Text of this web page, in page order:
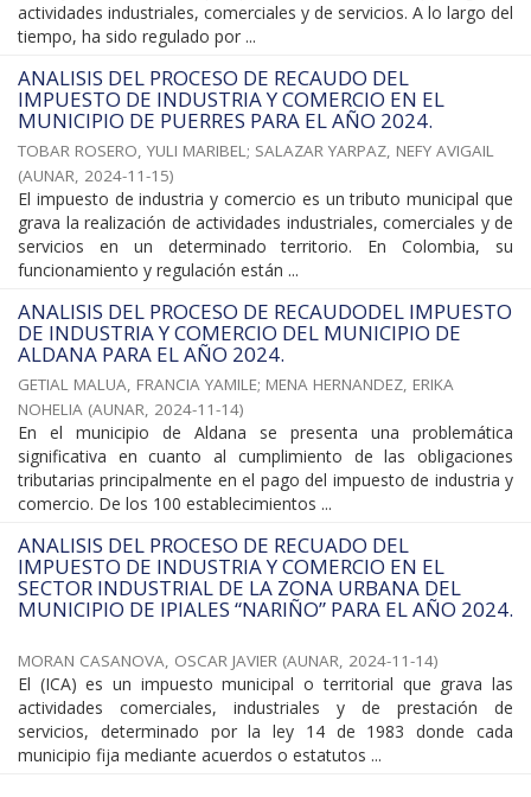
actividades industriales, comerciales y de servicios. A lo largo del
tiempo, ha sido regulado por ...
ANALISIS DEL PROCESO DE RECAUDO DEL
IMPUESTO DE INDUSTRIA Y COMERCIO EN EL
MUNICIPIO DE PUERRES PARA EL AÑO 2024.
TOBAR ROSERO, YULI MARIBEL; SALAZAR YARPAZ, NEFY AVIGAIL
(AUNAR, 2024-11-15)
El impuesto de industria y comercio es un tributo municipal que
grava la realización de actividades industriales, comerciales y de
servicios en un determinado territorio. En Colombia, su
funcionamiento y regulación están ...
ANALISIS DEL PROCESO DE RECAUDODEL IMPUESTO
DE INDUSTRIA Y COMERCIO DEL MUNICIPIO DE
ALDANA PARA EL AÑO 2024.
GETIAL MALUA, FRANCIA YAMILE; MENA HERNANDEZ, ERIKA
NOHELIA (AUNAR, 2024-11-14)
En el municipio de Aldana se presenta una problemática
significativa en cuanto al cumplimiento de las obligaciones
tributarias principalmente en el pago del impuesto de industria y
comercio. De los 100 establecimientos ...
ANALISIS DEL PROCESO DE RECUADO DEL
IMPUESTO DE INDUSTRIA Y COMERCIO EN EL
SECTOR INDUSTRIAL DE LA ZONA URBANA DEL
MUNICIPIO DE IPIALES “NARIÑO” PARA EL AÑO 2024.
MORAN CASANOVA, OSCAR JAVIER (AUNAR, 2024-11-14)
El (ICA) es un impuesto municipal o territorial que grava las
actividades comerciales, industriales y de prestación de
servicios, determinado por la ley 14 de 1983 donde cada
municipio fija mediante acuerdos o estatutos ...